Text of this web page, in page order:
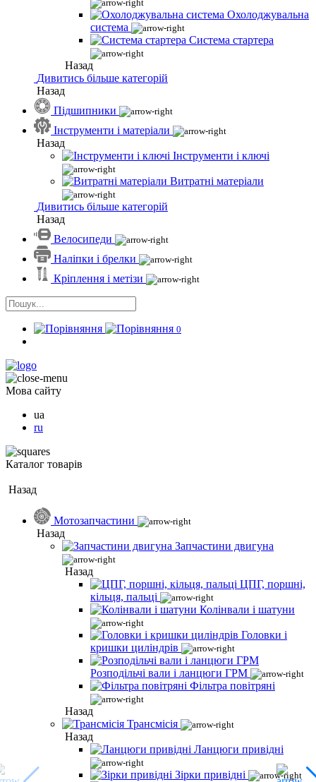
Охолоджувальна
система
Система стартера
Назад
Дивитись більше категорій
Назад
Підшипники
Інструменти і матеріали
Назад
Інструменти і ключі
Витратні матеріали
Дивитись більше категорій
Назад
Велосипеди
Наліпки і брелки
Кріплення і метізи
0
Мова сайту
ua
ru
Каталог товарів
Назад
Мотозапчастини
Назад
Запчастини двигуна
Назад
ЦПГ, поршні,
кільця, пальці
Колінвали і шатуни
Головки і
кришки циліндрів
Розподільчі вали і ланцюги ГРМ
Фільтра повітряні
Назад
Трансмісія
Назад
Ланцюги привідні
Зірки привідні